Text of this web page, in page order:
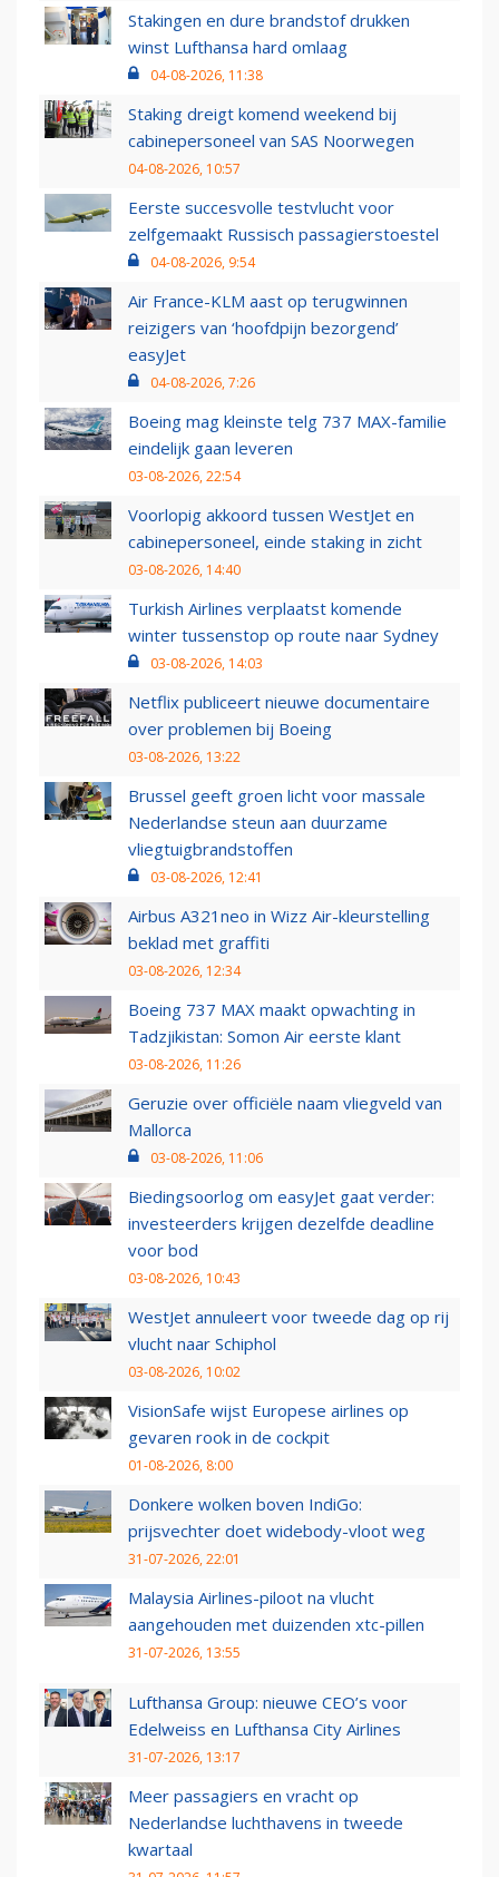
Stakingen en dure brandstof drukken
winst Lufthansa hard omlaag
04-08-2026, 11:38
Staking dreigt komend weekend bij
cabinepersoneel van SAS Noorwegen
04-08-2026, 10:57
Eerste succesvolle testvlucht voor
zelfgemaakt Russisch passagierstoestel
04-08-2026, 9:54
Air France-KLM aast op terugwinnen
reizigers van ‘hoofdpijn bezorgend’
easyJet
04-08-2026, 7:26
Boeing mag kleinste telg 737 MAX-familie
eindelijk gaan leveren
03-08-2026, 22:54
Voorlopig akkoord tussen WestJet en
cabinepersoneel, einde staking in zicht
03-08-2026, 14:40
Turkish Airlines verplaatst komende
winter tussenstop op route naar Sydney
03-08-2026, 14:03
Netflix publiceert nieuwe documentaire
over problemen bij Boeing
03-08-2026, 13:22
Brussel geeft groen licht voor massale
Nederlandse steun aan duurzame
vliegtuigbrandstoffen
03-08-2026, 12:41
Airbus A321neo in Wizz Air-kleurstelling
beklad met graffiti
03-08-2026, 12:34
Boeing 737 MAX maakt opwachting in
Tadzjikistan: Somon Air eerste klant
03-08-2026, 11:26
Geruzie over officiële naam vliegveld van
Mallorca
03-08-2026, 11:06
Biedingsoorlog om easyJet gaat verder:
investeerders krijgen dezelfde deadline
voor bod
03-08-2026, 10:43
WestJet annuleert voor tweede dag op rij
vlucht naar Schiphol
03-08-2026, 10:02
VisionSafe wijst Europese airlines op
gevaren rook in de cockpit
01-08-2026, 8:00
Donkere wolken boven IndiGo:
prijsvechter doet widebody-vloot weg
31-07-2026, 22:01
Malaysia Airlines-piloot na vlucht
aangehouden met duizenden xtc-pillen
31-07-2026, 13:55
Lufthansa Group: nieuwe CEO’s voor
Edelweiss en Lufthansa City Airlines
31-07-2026, 13:17
Meer passagiers en vracht op
Nederlandse luchthavens in tweede
kwartaal